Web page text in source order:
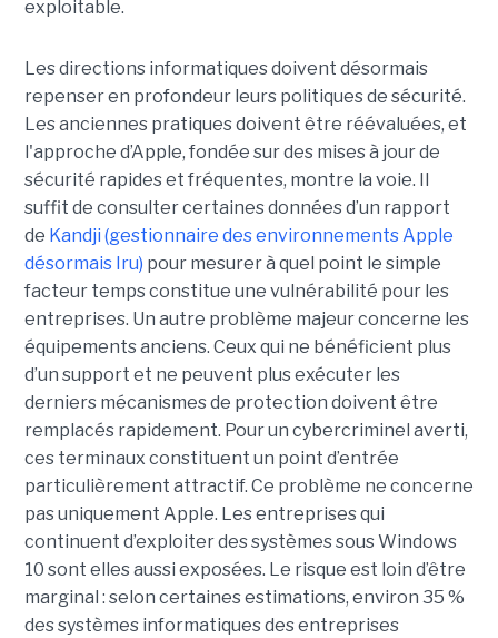
exploitable.
Les directions informatiques doivent désormais
repenser en profondeur leurs politiques de sécurité.
Les anciennes pratiques doivent être réévaluées, et
l'approche d’Apple, fondée sur des mises à jour de
sécurité rapides et fréquentes, montre la voie. Il
suffit de consulter certaines données d’un rapport
de Kandji (gestionnaire des environnements Apple
désormais Iru) pour mesurer à quel point le simple
facteur temps constitue une vulnérabilité pour les
entreprises. Un autre problème majeur concerne les
équipements anciens. Ceux qui ne bénéficient plus
d’un support et ne peuvent plus exécuter les
derniers mécanismes de protection doivent être
remplacés rapidement. Pour un cybercriminel averti,
ces terminaux constituent un point d’entrée
particulièrement attractif. Ce problème ne concerne
pas uniquement Apple. Les entreprises qui
continuent d’exploiter des systèmes sous Windows
10 sont elles aussi exposées. Le risque est loin d’être
marginal : selon certaines estimations, environ 35 %
des systèmes informatiques des entreprises